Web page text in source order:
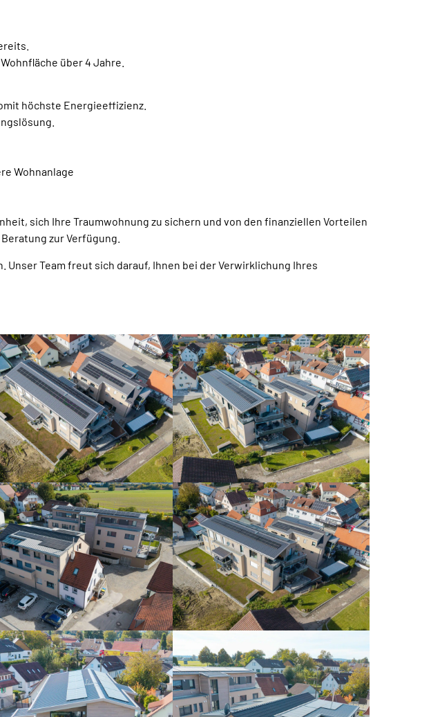
über 4 Jahre.
höchste Energieeffizienz.
Wohnanlage
sich Ihre Traumwohnung zu sichern und von den finanziellen Vorteilen
zur Verfügung.
Team freut sich darauf, Ihnen bei der Verwirklichung Ihres